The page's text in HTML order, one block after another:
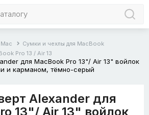
Сумки и чехлы для MacBook
Pro 13 / Air 13
для MacBook Pro 13"/ Air 13" войлок
и карманом, тёмно-серый
Alexander для
13"/ Air 13" войлок